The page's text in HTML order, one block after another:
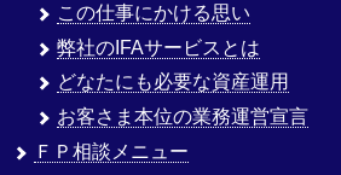
この仕事にかける思い
弊社のIFAサービスとは
どなたにも必要な資産運用
お客さま本位の業務運営宣言
ＦＰ相談メニュー